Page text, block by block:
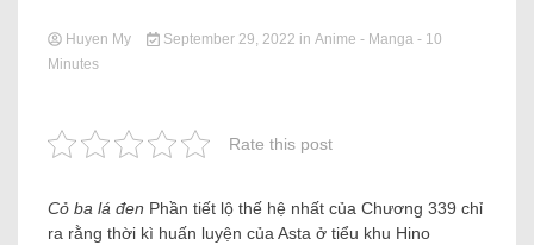
Huyen My September 29, 2022 in Anime - Manga - 10
Minutes
Rate this post
Cỏ ba lá đen Phần tiết lộ thế hệ nhất của Chương 339 chỉ
ra rằng thời kì huấn luyện của Asta ở tiểu khu Hino